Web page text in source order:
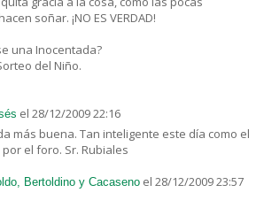
soñar. ¡NO ES VERDAD!
una Inocentada?
del Niño.
el 28/12/2009 22:16
más buena. Tan inteligente este día como el
el foro. Sr. Rubiales
Bertoldino y Cacaseno el 28/12/2009 23:57